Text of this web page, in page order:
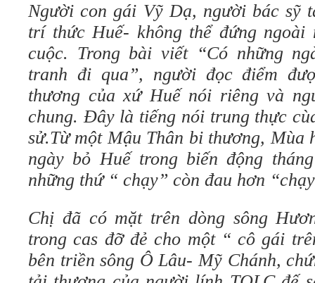
Người con gái Vỹ Dạ, người bác sỹ
trí thức Huế- không thể đứng ngoài
cuộc. Trong bài viết “Có những
tranh đi qua”, người đọc điểm
thương của xứ Huế nói riêng và
chung. Đây là tiếng nói trung thực
sử.Từ một Mậu Thân bi thương, Mùa
ngày bỏ Huế trong biến động
những thứ “ chạy” còn đau hơn
Chị đã có mặt trên dòng sông
trong cas đỡ đẻ cho một “ cô gái
bên triền sông Ô Lâu- Mỹ Chánh,